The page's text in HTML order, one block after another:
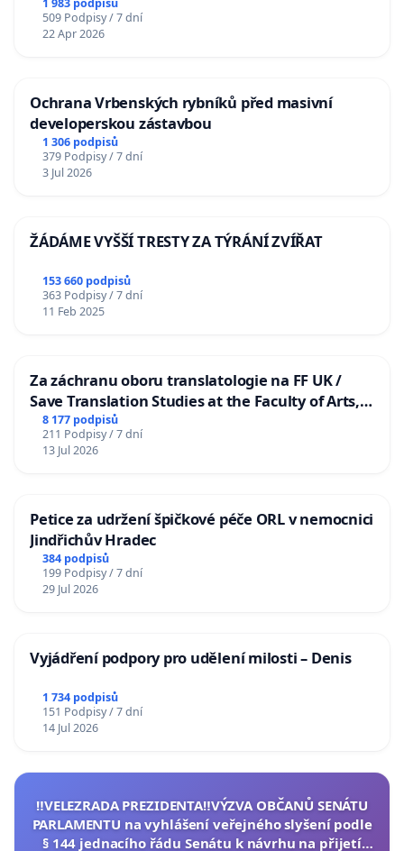
1 983 podpisů
509 Podpisy / 7 dní
22 Apr 2026
Ochrana Vrbenských rybníků před masivní
developerskou zástavbou
1 306 podpisů
379 Podpisy / 7 dní
3 Jul 2026
ŽÁDÁME VYŠŠÍ TRESTY ZA TÝRÁNÍ ZVÍŘAT
153 660 podpisů
363 Podpisy / 7 dní
11 Feb 2025
Za záchranu oboru translatologie na FF UK /
Save Translation Studies at the Faculty of Arts,
Charles University
8 177 podpisů
211 Podpisy / 7 dní
13 Jul 2026
Petice za udržení špičkové péče ORL v nemocnici
Jindřichův Hradec
384 podpisů
199 Podpisy / 7 dní
29 Jul 2026
Vyjádření podpory pro udělení milosti – Denis
1 734 podpisů
151 Podpisy / 7 dní
14 Jul 2026
‼️VELEZRADA PREZIDENTA‼️VÝZVA OBČANŮ SENÁTU
PARLAMENTU na vyhlášení veřejného slyšení podle
§ 144 jednacího řádu Senátu k návrhu na přijetí